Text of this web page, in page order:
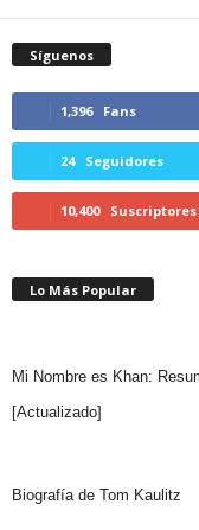
Síguenos
1,396 Fans
24 Seguidores
10,400 Suscriptores
Lo Más Popular
Mi Nombre es Khan:
[Actualizado]
Biografía de Tom Kaulitz